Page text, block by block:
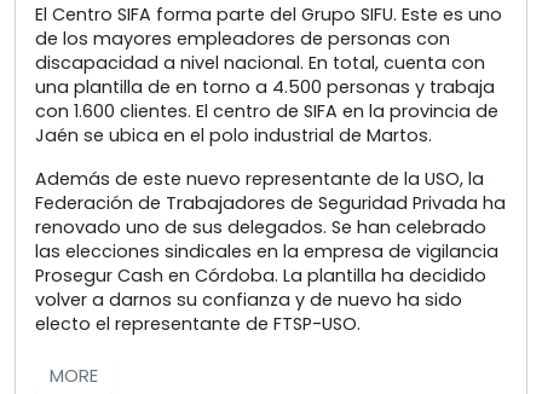
El Centro SIFA forma parte del Grupo SIFU. Este es uno
de los mayores empleadores de personas con
discapacidad a nivel nacional. En total, cuenta con
una plantilla de en torno a 4.500 personas y trabaja
con 1.600 clientes. El centro de SIFA en la provincia de
Jaén se ubica en el polo industrial de Martos.
Además de este nuevo representante de la USO, la
Federación de Trabajadores de Seguridad Privada ha
renovado uno de sus delegados. Se han celebrado
las elecciones sindicales en la empresa de vigilancia
Prosegur Cash en Córdoba. La plantilla ha decidido
volver a darnos su confianza y de nuevo ha sido
electo el representante de FTSP-USO.
MORE